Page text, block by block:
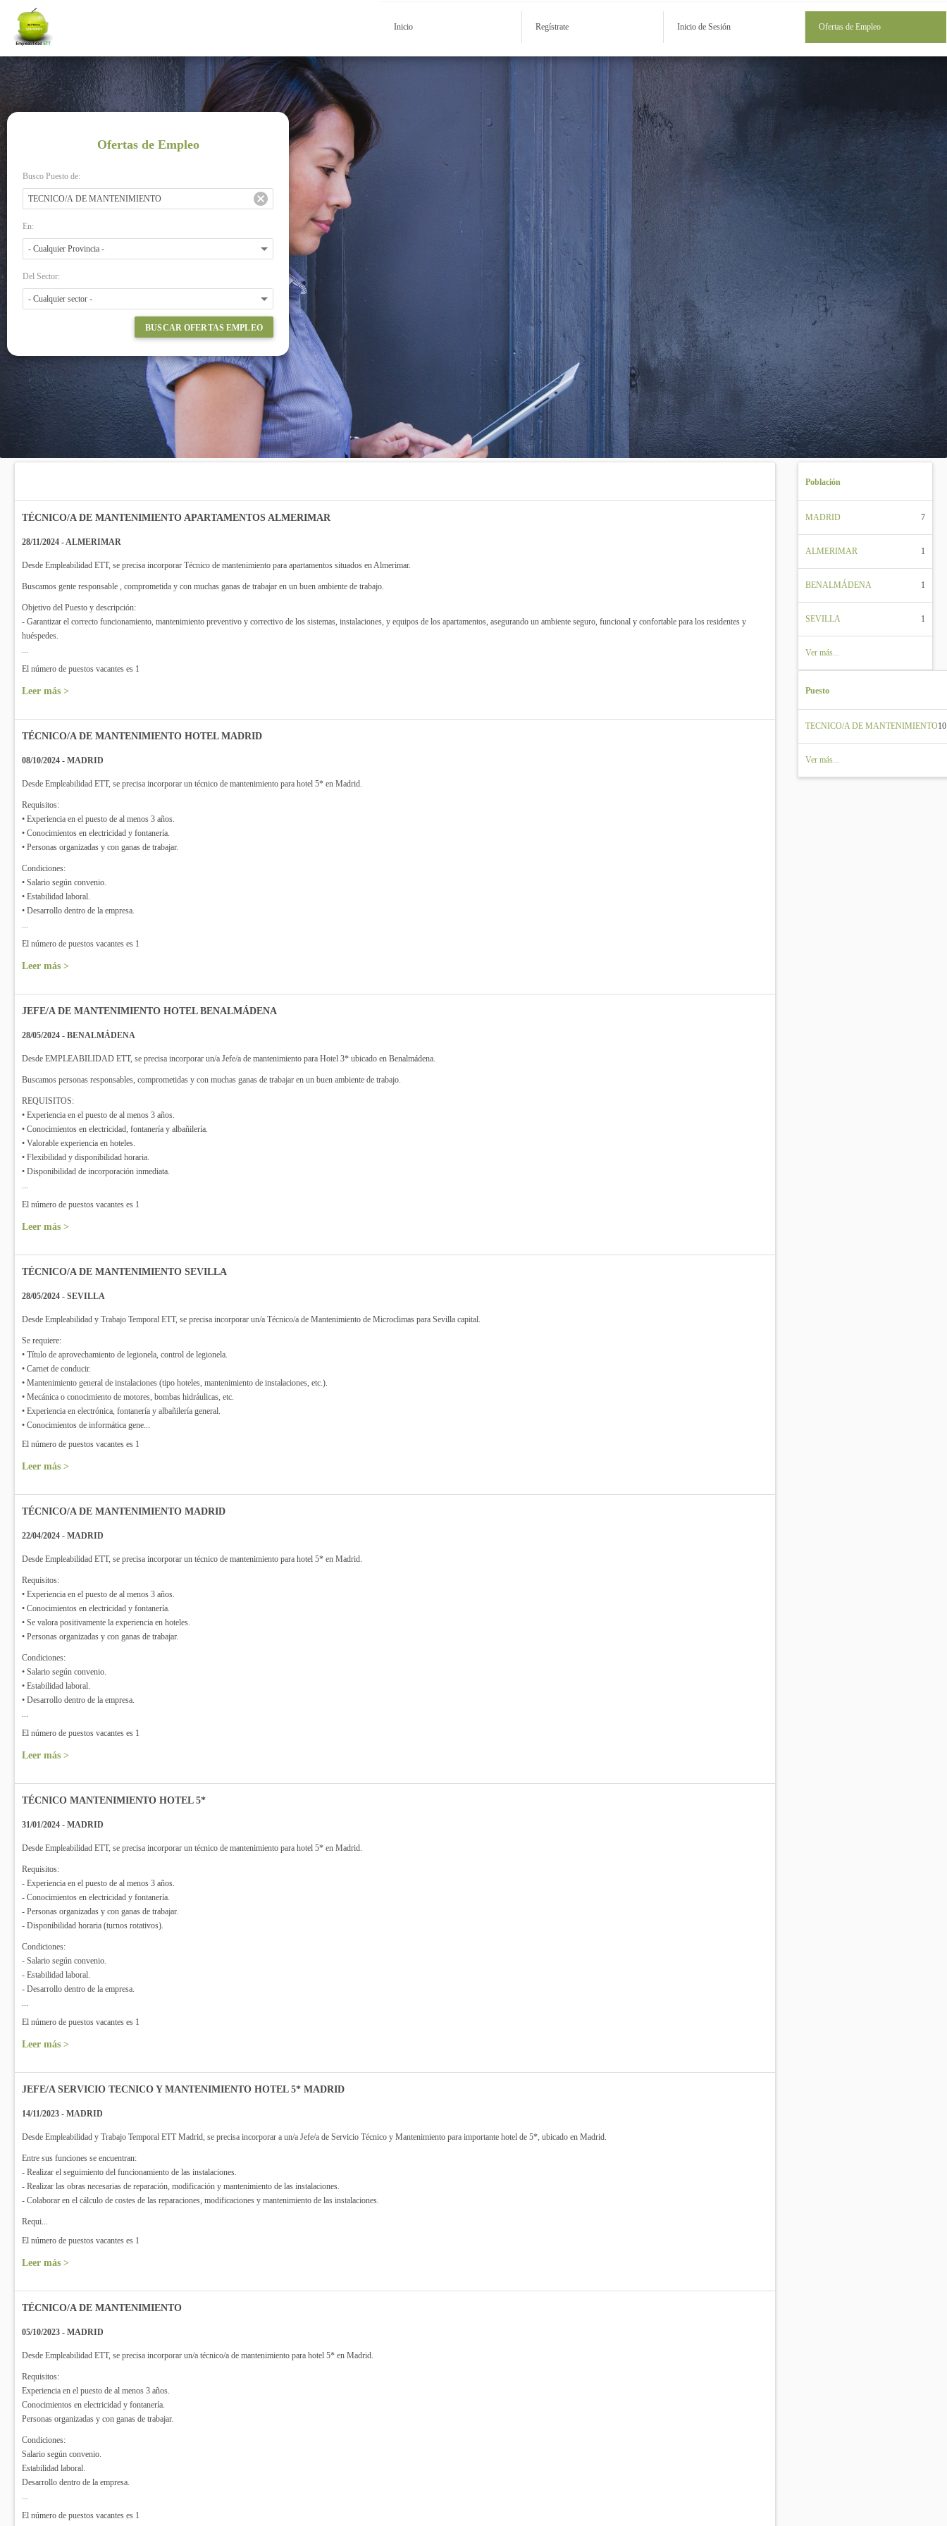
Inicio Regístrate Inicio de Sesión Ofertas de Empleo
Ofertas de Empleo
Busco Puesto de:
En:
Del Sector:
BUSCAR OFERTAS EMPLEO
TÉCNICO/A DE MANTENIMIENTO APARTAMENTOS ALMERIMAR
28/11/2024 - ALMERIMAR
Desde Empleabilidad ETT, se precisa incorporar Técnico de mantenimiento para apartamentos situados en Almerimar.
Buscamos gente responsable , comprometida y con muchas ganas de trabajar en un buen ambiente de trabajo.
Objetivo del Puesto y descripción:
- Garantizar el correcto funcionamiento, mantenimiento preventivo y correctivo de los sistemas, instalaciones, y equipos de los apartamentos, asegurando un ambiente seguro, funcional y confortable para los residentes y
huéspedes.
...
El número de puestos vacantes es 1
Leer más >
TÉCNICO/A DE MANTENIMIENTO HOTEL MADRID
08/10/2024 - MADRID
Desde Empleabilidad ETT, se precisa incorporar un técnico de mantenimiento para hotel 5* en Madrid.
Requisitos:
• Experiencia en el puesto de al menos 3 años.
• Conocimientos en electricidad y fontanería.
• Personas organizadas y con ganas de trabajar.
Condiciones:
• Salario según convenio.
• Estabilidad laboral.
• Desarrollo dentro de la empresa.
...
El número de puestos vacantes es 1
Leer más >
JEFE/A DE MANTENIMIENTO HOTEL BENALMÁDENA
28/05/2024 - BENALMÁDENA
Desde EMPLEABILIDAD ETT, se precisa incorporar un/a Jefe/a de mantenimiento para Hotel 3* ubicado en Benalmádena.
Buscamos personas responsables, comprometidas y con muchas ganas de trabajar en un buen ambiente de trabajo.
REQUISITOS:
• Experiencia en el puesto de al menos 3 años.
• Conocimientos en electricidad, fontanería y albañilería.
• Valorable experiencia en hoteles.
• Flexibilidad y disponibilidad horaria.
• Disponibilidad de incorporación inmediata.
...
El número de puestos vacantes es 1
Leer más >
TÉCNICO/A DE MANTENIMIENTO SEVILLA
28/05/2024 - SEVILLA
Desde Empleabilidad y Trabajo Temporal ETT, se precisa incorporar un/a Técnico/a de Mantenimiento de Microclimas para Sevilla capital.
Se requiere:
• Título de aprovechamiento de legionela, control de legionela.
• Carnet de conducir.
• Mantenimiento general de instalaciones (tipo hoteles, mantenimiento de instalaciones, etc.).
• Mecánica o conocimiento de motores, bombas hidráulicas, etc.
• Experiencia en electrónica, fontanería y albañilería general.
• Conocimientos de informática gene...
El número de puestos vacantes es 1
Leer más >
TÉCNICO/A DE MANTENIMIENTO MADRID
22/04/2024 - MADRID
Desde Empleabilidad ETT, se precisa incorporar un técnico de mantenimiento para hotel 5* en Madrid.
Requisitos:
• Experiencia en el puesto de al menos 3 años.
• Conocimientos en electricidad y fontanería.
• Se valora positivamente la experiencia en hoteles.
• Personas organizadas y con ganas de trabajar.
Condiciones:
• Salario según convenio.
• Estabilidad laboral.
• Desarrollo dentro de la empresa.
...
El número de puestos vacantes es 1
Leer más >
TÉCNICO MANTENIMIENTO HOTEL 5*
31/01/2024 - MADRID
Desde Empleabilidad ETT, se precisa incorporar un técnico de mantenimiento para hotel 5* en Madrid.
Requisitos:
- Experiencia en el puesto de al menos 3 años.
- Conocimientos en electricidad y fontanería.
- Personas organizadas y con ganas de trabajar.
- Disponibilidad horaria (turnos rotativos).
Condiciones:
- Salario según convenio.
- Estabilidad laboral.
- Desarrollo dentro de la empresa.
...
El número de puestos vacantes es 1
Leer más >
JEFE/A SERVICIO TECNICO Y MANTENIMIENTO HOTEL 5* MADRID
14/11/2023 - MADRID
Desde Empleabilidad y Trabajo Temporal ETT Madrid, se precisa incorporar a un/a Jefe/a de Servicio Técnico y Mantenimiento para importante hotel de 5*, ubicado en Madrid.
Entre sus funciones se encuentran:
- Realizar el seguimiento del funcionamiento de las instalaciones.
- Realizar las obras necesarias de reparación, modificación y mantenimiento de las instalaciones.
- Colaborar en el cálculo de costes de las reparaciones, modificaciones y mantenimiento de las instalaciones.
Requi...
El número de puestos vacantes es 1
Leer más >
TÉCNICO/A DE MANTENIMIENTO
05/10/2023 - MADRID
Desde Empleabilidad ETT, se precisa incorporar un/a técnico/a de mantenimiento para hotel 5* en Madrid.
Requisitos:
Experiencia en el puesto de al menos 3 años.
Conocimientos en electricidad y fontanería.
Personas organizadas y con ganas de trabajar.
Condiciones:
Salario según convenio.
Estabilidad laboral.
Desarrollo dentro de la empresa.
...
El número de puestos vacantes es 1
Población
MADRID 7
ALMERIMAR 1
BENALMÁDENA 1
SEVILLA 1
Ver más...
Puesto
TECNICO/A DE MANTENIMIENTO10
Ver más...